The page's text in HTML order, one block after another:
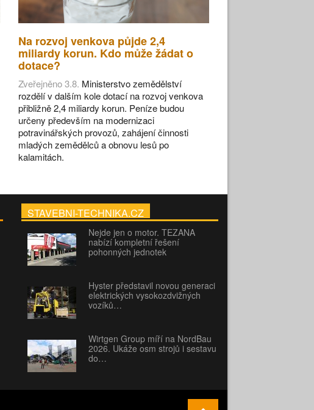
Na rozvoj venkova půjde 2,4
miliardy korun. Kdo může žádat o
dotace?
Zveřejněno 3.8. Ministerstvo zemědělství
rozdělí v dalším kole dotací na rozvoj venkova
přibližně 2,4 miliardy korun. Peníze budou
určeny především na modernizaci
potravinářských provozů, zahájení činnosti
mladých zemědělců a obnovu lesů po
kalamitách.
STAVEBNI-TECHNIKA.CZ
Nejde jen o motor. TEZANA
nabízí kompletní řešení
pohonných jednotek
Hyster představil novou generaci
elektrických vysokozdvižných
vozíků…
Wirtgen Group míří na NordBau
2026. Ukáže osm strojů i sestavu
do…